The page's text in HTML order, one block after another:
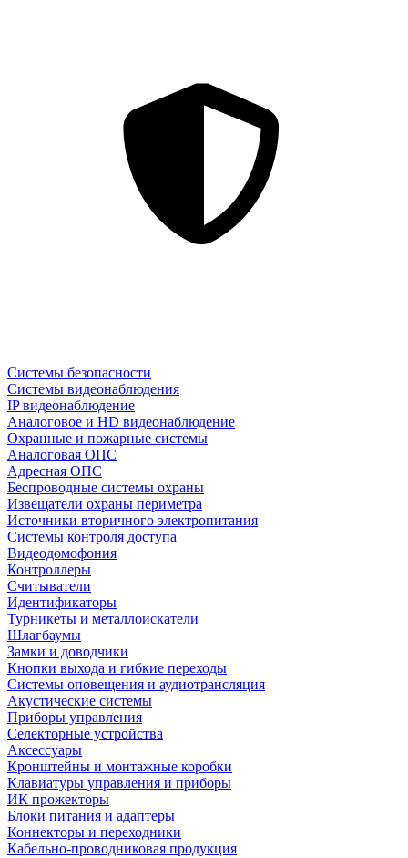
Системы безопасности
Системы видеонаблюдения
IP видеонаблюдение
Аналоговое и HD видеонаблюдение
Охранные и пожарные системы
Аналоговая ОПС
Адресная ОПС
Беспроводные системы охраны
Извещатели охраны периметра
Источники вторичного электропитания
Системы контроля доступа
Видеодомофония
Контроллеры
Считыватели
Идентификаторы
Турникеты и металлоискатели
Шлагбаумы
Замки и доводчики
Кнопки выхода и гибкие переходы
Системы оповещения и аудиотрансляция
Акустические системы
Приборы управления
Селекторные устройства
Аксессуары
Кронштейны и монтажные коробки
Клавиатуры управления и приборы
ИК прожекторы
Блоки питания и адаптеры
Коннекторы и переходники
Кабельно-проводниковая продукция